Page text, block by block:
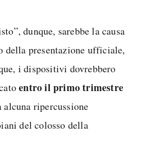
dunque, sarebbe la causa
della presentazione ufficiale,
i dispositivi dovrebbero
entro il primo trimestre
alcuna ripercussione
del colosso della